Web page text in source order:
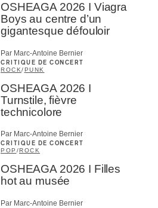
OSHEAGA 2026 I Viagra
Boys au centre d’un
gigantesque défouloir
Par Marc-Antoine Bernier
CRITIQUE DE CONCERT
ROCK/PUNK
OSHEAGA 2026 I
Turnstile, fièvre
technicolore
Par Marc-Antoine Bernier
CRITIQUE DE CONCERT
POP /ROCK
OSHEAGA 2026 I Filles
hot au musée
Par Marc-Antoine Bernier